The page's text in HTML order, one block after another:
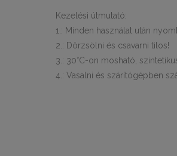
Kezelési útmutató:
1.: Minden használat után
2.: Dörzsölni és csavarni tilos!
3.: 30°C-on mosható,
4.: Vasalni és szárítógépben